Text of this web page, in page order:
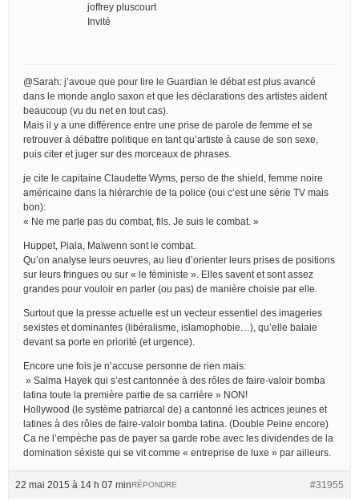
joffrey pluscourt
Invité
@Sarah: j’avoue que pour lire le Guardian le débat est plus avancé
dans le monde anglo saxon et que les déclarations des artistes aident
beaucoup (vu du net en tout cas).
Mais il y a une différence entre une prise de parole de femme et se
retrouver à débattre politique en tant qu’artiste à cause de son sexe,
puis citer et juger sur des morceaux de phrases.
je cite le capitaine Claudette Wyms, perso de the shield, femme noire
américaine dans la hiérarchie de la police (oui c’est une série TV mais
bon):
« Ne me parle pas du combat, fils. Je suis le combat. »
Huppet, Piala, Maïwenn sont le combat.
Qu’on analyse leurs oeuvres, au lieu d’orienter leurs prises de positions
sur leurs fringues ou sur « le féministe ». Elles savent et sont assez
grandes pour vouloir en parler (ou pas) de manière choisie par elle.
Surtout que la presse actuelle est un vecteur essentiel des imageries
sexistes et dominantes (libéralisme, islamophobie…), qu’elle balaie
devant sa porte en priorité (et urgence).
Encore une fois je n’accuse personne de rien mais:
» Salma Hayek qui s’est cantonnée à des rôles de faire-valoir bomba
latina toute la première partie de sa carrière » NON!
Hollywood (le système patriarcal de) a cantonné les actrices jeunes et
latines à des rôles de faire-valoir bomba latina. (Double Peine encore)
Ca ne l’empèche pas de payer sa garde robe avec les dividendes de la
domination séxiste qui se vit comme « entreprise de luxe » par ailleurs.
22 mai 2015 à 14 h 07 min #31955
RÉPONDRE